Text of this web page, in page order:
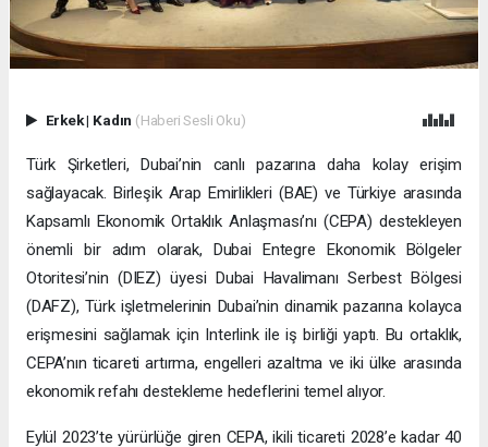
Erkek| Kadın (Haberi Sesli Oku)
Türk Şirketleri, Dubai’nin canlı pazarına daha kolay erişim
sağlayacak. Birleşik Arap Emirlikleri (BAE) ve Türkiye arasında
Kapsamlı Ekonomik Ortaklık Anlaşması’nı (CEPA) destekleyen
önemli bir adım olarak, Dubai Entegre Ekonomik Bölgeler
Otoritesi’nin (DIEZ) üyesi Dubai Havalimanı Serbest Bölgesi
(DAFZ), Türk işletmelerinin Dubai’nin dinamik pazarına kolayca
erişmesini sağlamak için Interlink ile iş birliği yaptı. Bu ortaklık,
CEPA’nın ticareti artırma, engelleri azaltma ve iki ülke arasında
ekonomik refahı destekleme hedeflerini temel alıyor.
Eylül 2023’te yürürlüğe giren CEPA, ikili ticareti 2028’e kadar 40